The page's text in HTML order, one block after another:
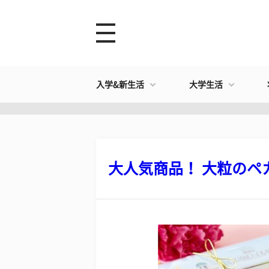
入学&新生活 大学生活
大人気商品！ 大粒のペ